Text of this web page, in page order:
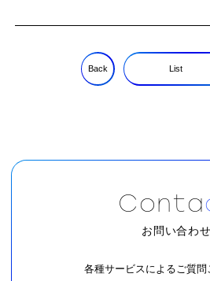
Back List
Conta
お問い合わせ
各種サービスによるご質問